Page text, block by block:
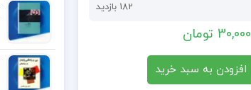
182 بازدید
30,000 تومان
افزودن به سبد خرید